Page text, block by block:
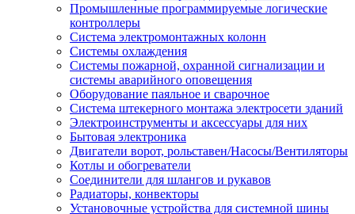
Промышленные программируемые логические
контроллеры
Система электромонтажных колонн
Системы охлаждения
Системы пожарной, охранной сигнализации и
системы аварийного оповещения
Оборудование паяльное и сварочное
Система штекерного монтажа электросети зданий
Электроинструменты и аксессуары для них
Бытовая электроника
Двигатели ворот, рольставен/Насосы/Вентиляторы
Котлы и обогреватели
Соединители для шлангов и рукавов
Радиаторы, конвекторы
Установочные устройства для системной шины